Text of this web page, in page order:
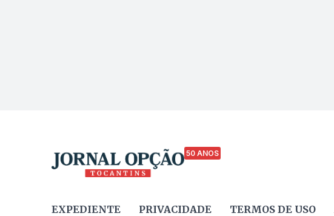
50 ANOS
EXPEDIENTE PRIVACIDADE TERMOS DE USO